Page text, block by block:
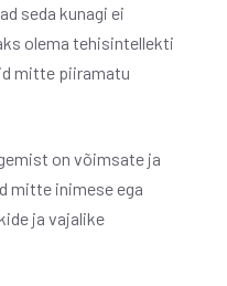
seda kunagi ei
olema tehisintellekti
mitte piiramatu
on võimsate ja
mitte inimese ega
ja vajalike